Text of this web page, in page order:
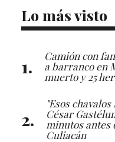
Lo más visto
Camión con
a barranco en
muerto y 25
"Esos
César
minutos antes
Culiacán